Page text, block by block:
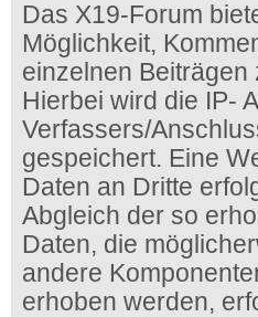
Das X19-Forum
Möglichkeit,
einzelnen Beiträgen
Hierbei wird die IP-
Verfassers/
gespeichert. Eine
Daten an Dritte
Abgleich der so
Daten, die
andere
erhoben werden,